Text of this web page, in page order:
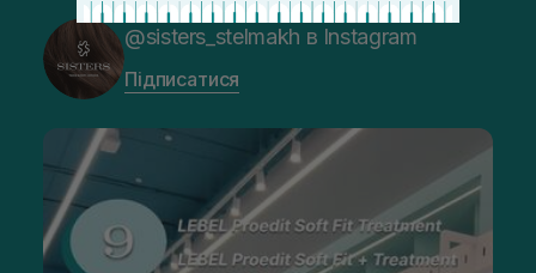
@sisters_stelmakh в Instagram
Підписатися